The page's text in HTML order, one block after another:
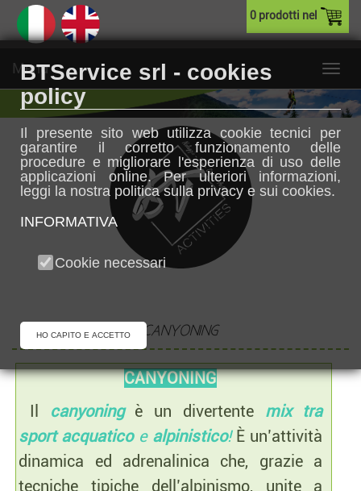
0 prodotti nel
Menu
CANYONING
CANYONING
Il
canyoning è un divertentemixtra
sportacquatico e alpinistico! È un’attività
dinamica ed adrenalinica che, grazie a
tecniche tipiche dell’alpinismo, unite a
BTService srl - cookies
policy
Il presente sito web utilizza cookie tecnici per
garantire il corretto funzionamento delle
procedure e migliorare l'esperienza di uso delle
applicazioni online. Per ulteriori informazioni,
leggi la nostra politica sulla privacy e sui cookies.
INFORMATIVA
Cookie necessari
HO CAPITO E ACCETTO